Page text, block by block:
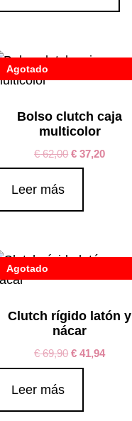
Agotado
Bolso clutch caja
multicolor
€62,00 € 37,20
Leer más
Agotado
Clutch rígido latón y
nácar
€69,90 € 41,94
Leer más